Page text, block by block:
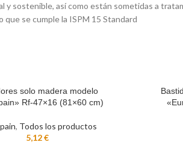
y sostenible, así como están sometidas a
que se cumple la ISPM 15 Standard
solo madera modelo
Rf-47×16 (81×60 cm)
, Todos los productos
5,12€